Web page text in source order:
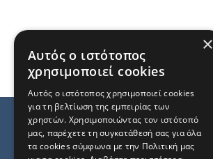
×
Αυτός ο ιστότοπος
χρησιμοποιεί cookies
Αυτός ο ιστότοπος χρησιμοποιεί cookies
για τη βελτίωση της εμπειρίας των
χρηστών. Χρησιμοποιώντας τον ιστότοπό
μας, παρέχετε τη συγκατάθεσή σας για όλα
τα cookies σύμφωνα με την Πολιτική μας